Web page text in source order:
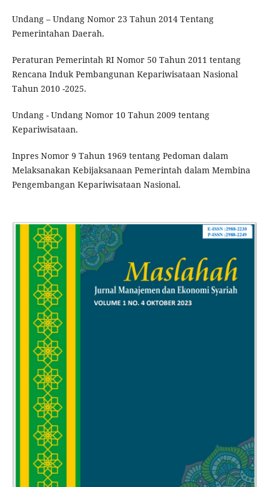
Undang – Undang Nomor 23 Tahun 2014 Tentang
Pemerintahan Daerah.
Peraturan Pemerintah RI Nomor 50 Tahun 2011 tentang
Rencana Induk Pembangunan Kepariwisataan Nasional
Tahun 2010 -2025.
Undang - Undang Nomor 10 Tahun 2009 tentang
Kepariwisataan.
Inpres Nomor 9 Tahun 1969 tentang Pedoman dalam
Melaksanakan Kebijaksanaan Pemerintah dalam Membina
Pengembangan Kepariwisataan Nasional.